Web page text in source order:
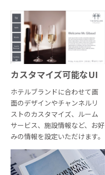
カスタマイズ可能なUI
ホテルブランドに合わせて画
面のデザインやチャンネルリ
ストのカスタマイズ、ルーム
サービス、施設情報など、お好
みの情報を設定いただけます。